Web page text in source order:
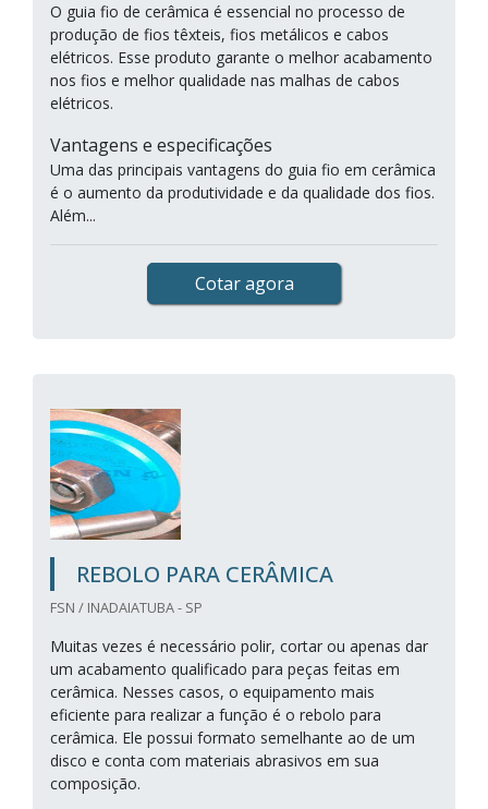
O guia fio de cerâmica é essencial no processo de
produção de fios têxteis, fios metálicos e cabos
elétricos. Esse produto garante o melhor acabamento
nos fios e melhor qualidade nas malhas de cabos
elétricos.
Vantagens e especificações
Uma das principais vantagens do guia fio em cerâmica
é o aumento da produtividade e da qualidade dos fios.
Além...
Cotar agora
REBOLO PARA CERÂMICA
FSN / INADAIATUBA - SP
Muitas vezes é necessário polir, cortar ou apenas dar
um acabamento qualificado para peças feitas em
cerâmica. Nesses casos, o equipamento mais
eficiente para realizar a função é o rebolo para
cerâmica. Ele possui formato semelhante ao de um
disco e conta com materiais abrasivos em sua
composição.